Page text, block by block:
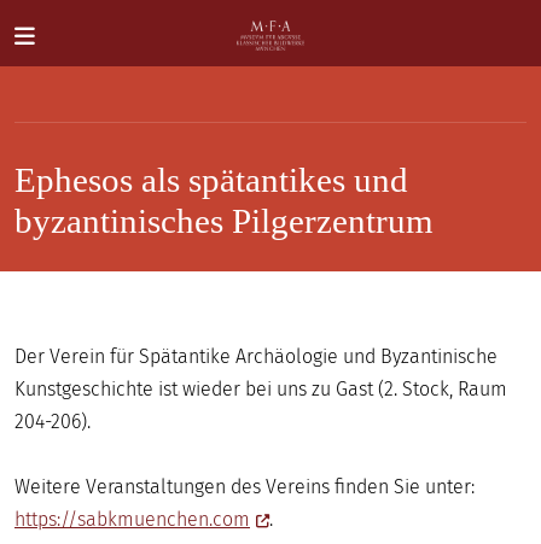
Main navigation
IHR
BESUCH
ANTIKE
Ephesos als spätantikes und
byzantinisches Pilgerzentrum
Der Verein für Spätantike Archäologie und Byzantinische
Kunstgeschichte ist wieder bei uns zu Gast (2. Stock, Raum
204-206).
Weitere Veranstaltungen des Vereins finden Sie unter:
https://sabkmuenchen.com
.